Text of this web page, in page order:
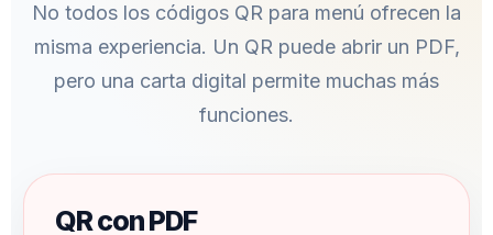
No todos los códigos QR para menú ofrecen la
misma experiencia. Un QR puede abrir un PDF,
pero una carta digital permite muchas más
funciones.
QR con PDF